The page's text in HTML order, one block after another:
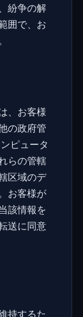
紛争の解
囲で、お
、お客様
の政府管
ピュータ
らの管轄
区域のデ
お客様が
該情報を
送に同意
持するた